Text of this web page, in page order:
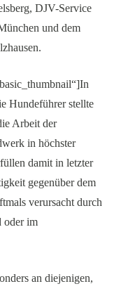
DJV-Service
und dem
Hundeführer stellte
Arbeit der
in höchster
damit in letzter
gegenüber dem
verursacht durch
oder im
an diejenigen,